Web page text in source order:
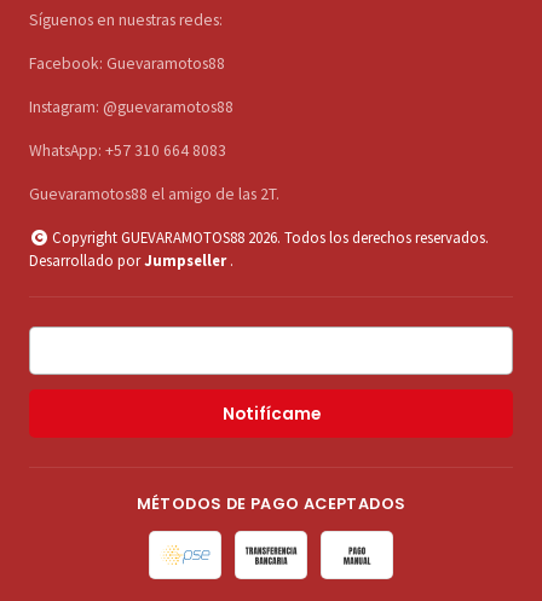
Síguenos en nuestras redes:
Facebook: Guevaramotos88
Instagram: @guevaramotos88
WhatsApp: +57 310 664 8083
Guevaramotos88 el amigo de las 2T.
Copyright GUEVARAMOTOS88 2026. Todos los derechos reservados.
Desarrollado porJumpseller .
Notifícame
MÉTODOS DE PAGO ACEPTADOS